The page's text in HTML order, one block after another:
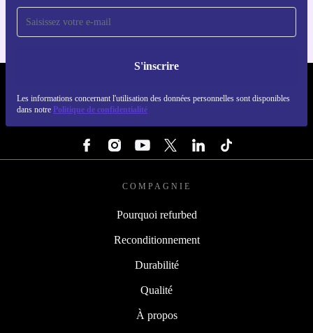
S'inscrire
Les informations concernant l'utilisation des données personnelles sont disponibles
dans notre Politique de confidentialité
COMPAGNIE
Pourquoi refurbed
Reconditionnement
Durabilité
Qualité
À propos